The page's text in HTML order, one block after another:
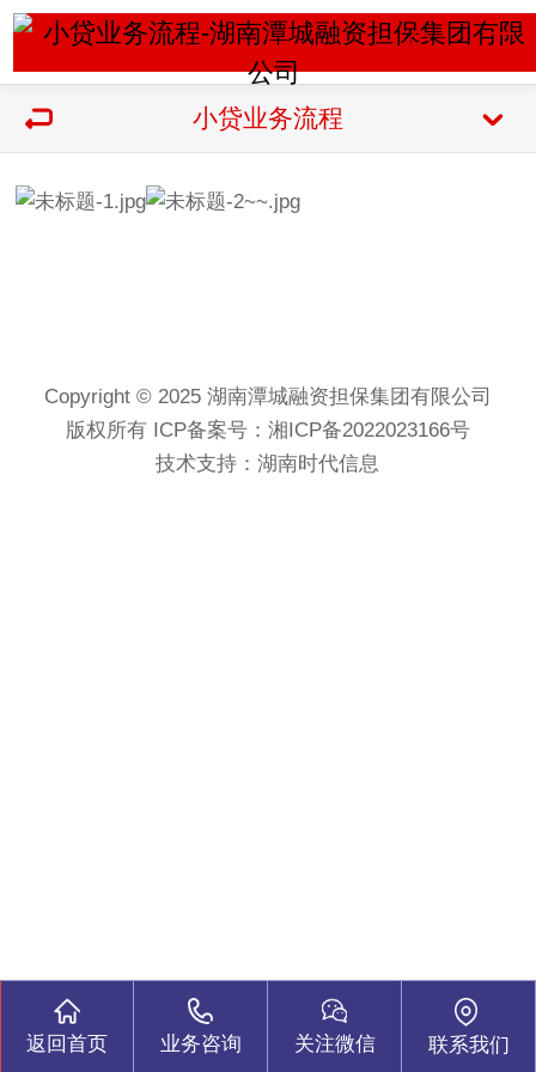
小贷业务流程
Copyright © 2025 湖南潭城融资担保集团有限公司
版权所有 ICP备案号：湘ICP备2022023166号
技术支持：湖南时代信息
返回首页 业务咨询 关注微信 联系我们